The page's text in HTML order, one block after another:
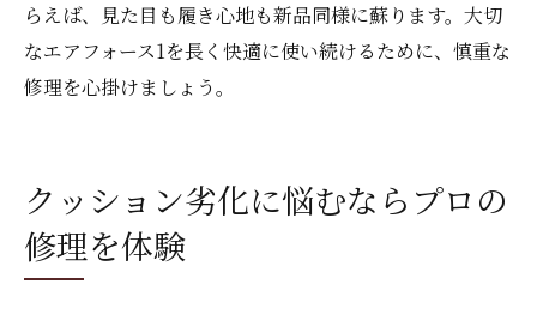
らえば、見た目も履き心地も新品同様に蘇ります。大切
なエアフォース1を長く快適に使い続けるために、慎重な
修理を心掛けましょう。
クッション劣化に悩むならプロの
修理を体験